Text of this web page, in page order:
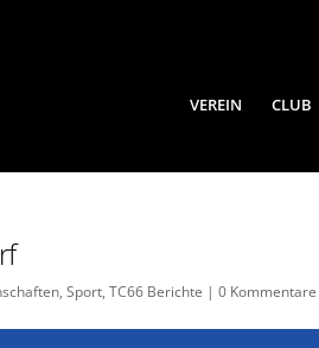
VEREIN CLUB
,Sport,TC66 Berichte |0 Kommentare